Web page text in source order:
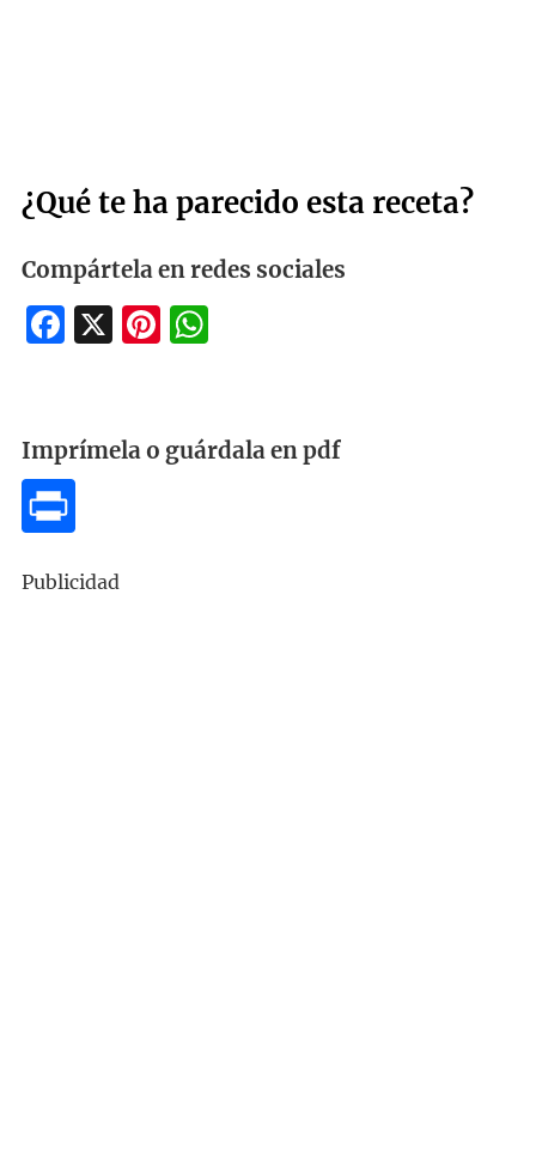
¿Qué te ha parecido esta receta?
Compártela en redes sociales
Facebook
X Pinterest
WhatsApp
Imprímela o guárdala en pdf
Publicidad